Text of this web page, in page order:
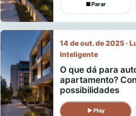
■Parar
14 de out. de 2025 ·
Inteligente
O que dá para
apartamento?
possibilidades
▶Play